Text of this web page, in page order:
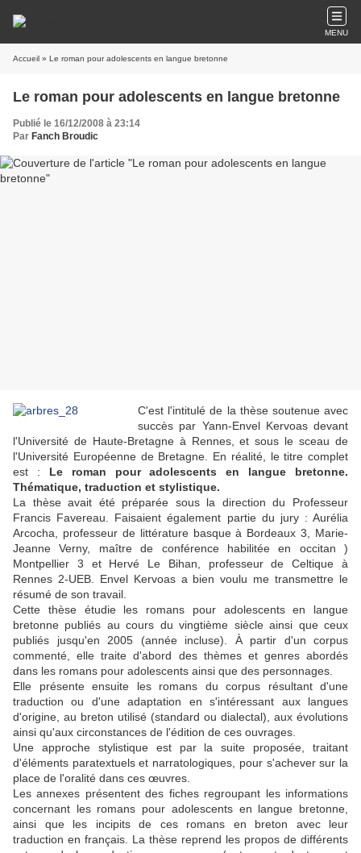
MENU
Accueil » Le roman pour adolescents en langue bretonne
Le roman pour adolescents en langue bretonne
Publié le 16/12/2008 à 23:14
Par Fanch Broudic
C'est l'intitulé de la thèse soutenue avec
succès par Yann-Envel Kervoas devant
l'Université de Haute-Bretagne à Rennes, et sous le sceau de
l'Université Européenne de Bretagne. En réalité, le titre complet
est : Le roman pour adolescents en langue bretonne.
Thématique, traduction et stylistique.
La thèse avait été préparée sous la direction du Professeur
Francis Favereau. Faisaient également partie du jury : Aurélia
Arcocha, professeur de littérature basque à Bordeaux 3, Marie-
Jeanne Verny, maître de conférence habilitée en occitan )
Montpellier 3 et Hervé Le Bihan, professeur de Celtique à
Rennes 2-UEB. Envel Kervoas a bien voulu me transmettre le
résumé de son travail.
Cette thèse étudie les romans pour adolescents en langue
bretonne publiés au cours du vingtième siècle ainsi que ceux
publiés jusqu'en 2005 (année incluse). À partir d'un corpus
commenté, elle traite d'abord des thèmes et genres abordés
dans les romans pour adolescents ainsi que des personnages.
Elle présente ensuite les romans du corpus résultant d'une
traduction ou d'une adaptation en s'intéressant aux langues
d'origine, au breton utilisé (standard ou dialectal), aux évolutions
ainsi qu'aux circonstances de l'édition de ces ouvrages.
Une approche stylistique est par la suite proposée, traitant
d'éléments paratextuels et narratologiques, pour s'achever sur la
place de l'oralité dans ces œuvres.
Les annexes présentent des fiches regroupant les informations
concernant les romans pour adolescents en langue bretonne,
ainsi que les incipits de ces romans en breton avec leur
traduction en français. La thèse reprend les propos de différents